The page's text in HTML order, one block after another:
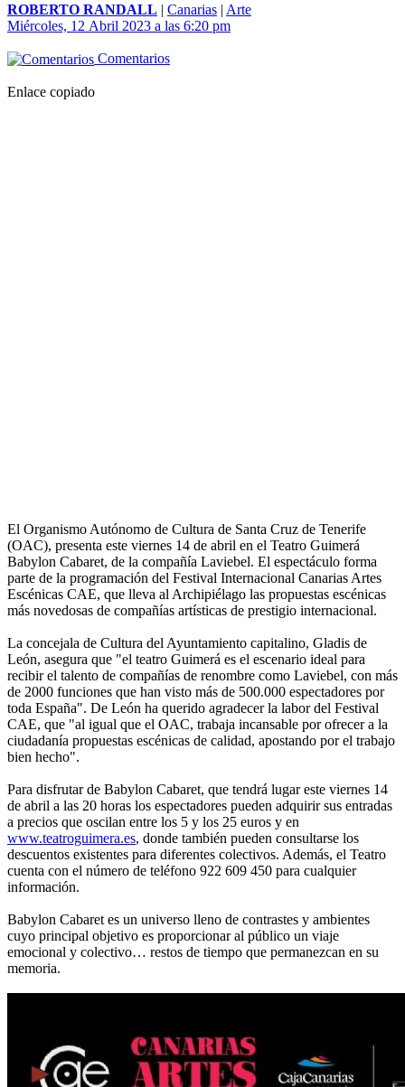
ROBERTO RANDALL | Canarias | Arte
Miércoles, 12 Abril 2023 a las 6:20 pm
Comentarios
Enlace copiado
El Organismo Autónomo de Cultura de Santa Cruz de Tenerife
(OAC), presenta este viernes 14 de abril en el Teatro Guimerá
Babylon Cabaret, de la compañía Laviebel. El espectáculo forma
parte de la programación del Festival Internacional Canarias Artes
Escénicas CAE, que lleva al Archipiélago las propuestas escénicas
más novedosas de compañías artísticas de prestigio internacional.
La concejala de Cultura del Ayuntamiento capitalino, Gladis de
León, asegura que "el teatro Guimerá es el escenario ideal para
recibir el talento de compañías de renombre como Laviebel, con más
de 2000 funciones que han visto más de 500.000 espectadores por
toda España". De León ha querido agradecer la labor del Festival
CAE, que "al igual que el OAC, trabaja incansable por ofrecer a la
ciudadanía propuestas escénicas de calidad, apostando por el trabajo
bien hecho".
Para disfrutar de Babylon Cabaret, que tendrá lugar este viernes 14
de abril a las 20 horas los espectadores pueden adquirir sus entradas
a precios que oscilan entre los 5 y los 25 euros y en
www.teatroguimera.es, donde también pueden consultarse los
descuentos existentes para diferentes colectivos. Además, el Teatro
cuenta con el número de teléfono 922 609 450 para cualquier
información.
Babylon Cabaret es un universo lleno de contrastes y ambientes
cuyo principal objetivo es proporcionar al público un viaje
emocional y colectivo… restos de tiempo que permanezcan en su
memoria.